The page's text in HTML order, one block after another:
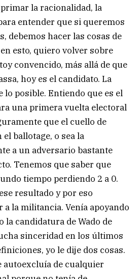
la racionalidad, la
entender que si queremos
debemos hacer las cosas de
esto, quiero volver sobre
convencido, más allá de que
hoy es el candidato. La
lo posible. Entiendo que es el
una primera vuelta electoral
que el cuello de
el ballotage, o sea la
a un adversario bastante
Tenemos que saber que
tiempo perdiendo 2 a 0.
resultado y por eso
a la militancia. Venía apoyando
la candidatura de Wado de
sinceridad en los últimos
yo le dije dos cosas.
autoexcluía de cualquier